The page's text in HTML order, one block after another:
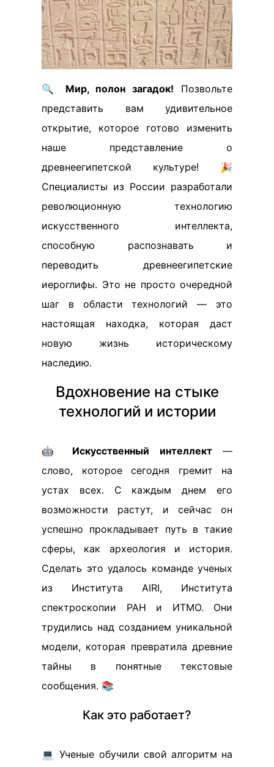
🔍 Мир, полон загадок! Позвольте
представить вам удивительное
открытие, которое готово изменить
наше представление о
древнеегипетской культуре! 🎉
Специалисты из России разработали
революционную технологию
искусственного интеллекта,
способную распознавать и
переводить древнеегипетские
иероглифы. Это не просто очередной
шаг в области технологий — это
настоящая находка, которая даст
новую жизнь историческому
наследию.
Вдохновение на стыке
технологий и истории
🤖 Искусственный интеллект—
слово, которое сегодня гремит на
устах всех. С каждым днем его
возможности растут, и сейчас он
успешно прокладывает путь в такие
сферы, как археология и история.
Сделать это удалось команде ученых
из Института AIRI, Института
спектроскопии РАН и ИТМО. Они
трудились над созданием уникальной
модели, которая превратила древние
тайны в понятные текстовые
сообщения. 📚
Как это работает?
💻 Ученые обучили свой алгоритм на